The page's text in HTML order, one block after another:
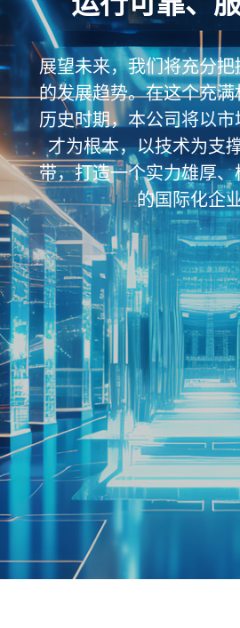
展望未来，我们将充分
的发展趋势。在这个充
历史时期，本公司将以
才为根本，以技术为支
带，打造一个实力雄厚
的国际化企